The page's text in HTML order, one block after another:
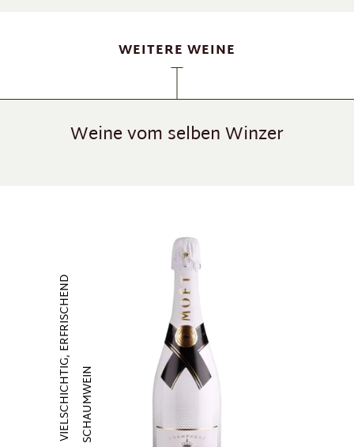
WEITERE WEINE
Weine vom selben Winzer
VIELSCHICHTIG, ERFRISCHENDSCHAUMWEIN